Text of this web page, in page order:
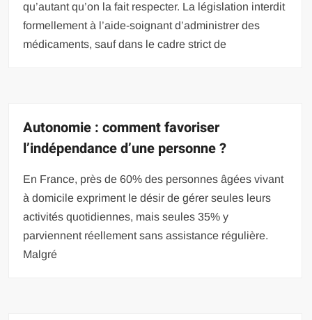
qu’autant qu’on la fait respecter. La législation interdit
formellement à l’aide-soignant d’administrer des
médicaments, sauf dans le cadre strict de
Autonomie : comment favoriser
l’indépendance d’une personne ?
En France, près de 60% des personnes âgées vivant
à domicile expriment le désir de gérer seules leurs
activités quotidiennes, mais seules 35% y
parviennent réellement sans assistance régulière.
Malgré